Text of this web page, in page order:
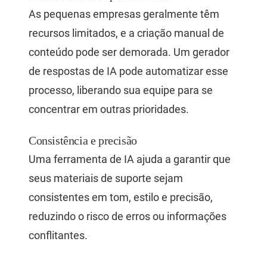
As pequenas empresas geralmente têm
recursos limitados, e a criação manual de
conteúdo pode ser demorada. Um gerador
de respostas de IA pode automatizar esse
processo, liberando sua equipe para se
concentrar em outras prioridades.
Consistência e precisão
Uma ferramenta de IA ajuda a garantir que
seus materiais de suporte sejam
consistentes em tom, estilo e precisão,
reduzindo o risco de erros ou informações
conflitantes.